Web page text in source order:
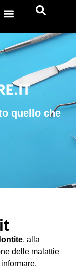
quello che
, alla
delle malattie